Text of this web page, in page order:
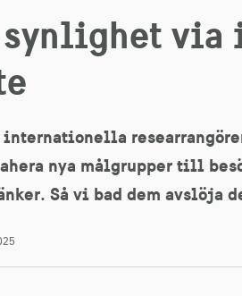
synlighet
internationella
nya målgrupper till
Så vi bad dem avslöja